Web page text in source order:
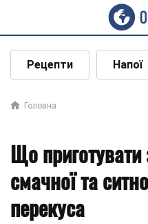
Рецепти Напої
Головна
Що
смачної та
перекуса